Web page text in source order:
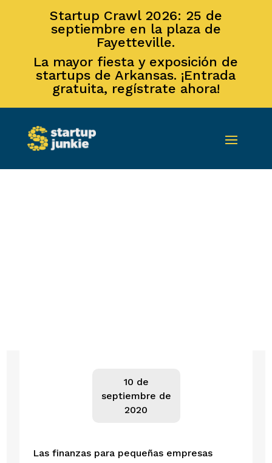
Startup Crawl 2026: 25 de
septiembre en la plaza de
Fayetteville.
La mayor fiesta y exposición de
startups de Arkansas. ¡Entrada
gratuita, regístrate ahora!
10 de
septiembre de
2020
Las finanzas para pequeñas empresas